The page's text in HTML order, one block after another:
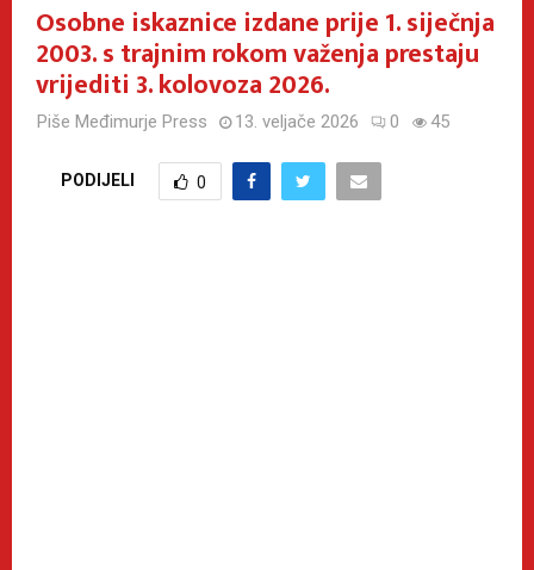
Osobne iskaznice izdane prije 1. siječnja
2003. s trajnim rokom važenja prestaju
vrijediti 3. kolovoza 2026.
Piše Međimurje Press 13. veljače 2026 0 45
PODIJELI 0